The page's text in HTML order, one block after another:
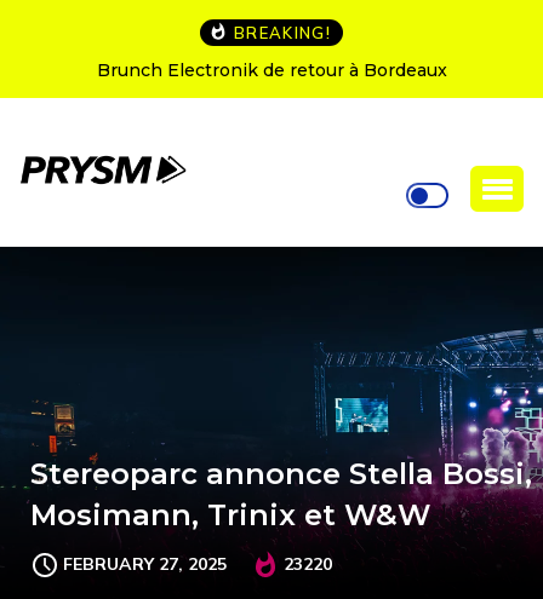
BREAKING!
L’Amnesia Ibiza fête ses 50 ans : le programme des
soirées d’ouverture
Stereoparc annonce Stella Bossi,
Mosimann, Trinix et W&W
FEBRUARY 27, 2025 23220